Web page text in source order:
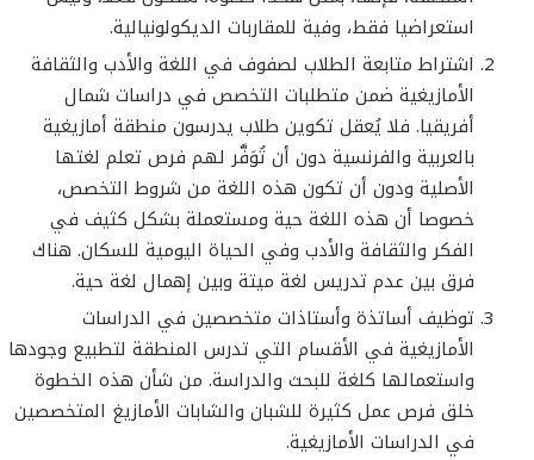
استعراضيا فقط، وفية للمقاربات الديكولونيالية.
اشتراط متابعة الطلاب لصفوف في اللغة والأدب والثقافة
الأمازيغية ضمن متطلبات التخصص في دراسات شمال
أفريقيا. فلا يُعقل تكوين طلاب يدرسون منطقة أمازيغية
بالعربية والفرنسية دون أن تُوَفَّر لهم فرص تعلم لغتها
الأصلية ودون أن تكون هذه اللغة من شروط التخصص،
خصوصا أن هذه اللغة حية ومستعملة بشكل كثيف في
الفكر والثقافة والأدب وفي الحياة اليومية للسكان. هناك
فرق بين عدم تدريس لغة ميتة وبين إهمال لغة حية.
توظيف أساتذة وأستاذات متخصصين في الدراسات
الأمازيغية في الأقسام التي تدرس المنطقة لتطبيع وجودها
واستعمالها كلغة للبحث والدراسة. من شأن هذه الخطوة
خلق فرص عمل كثيرة للشبان والشابات الأمازيغ المتخصصين
في الدراسات الأمازيغية.